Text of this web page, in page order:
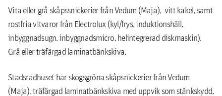
Vita eller grå skåpssnickerier från Vedum (Maja), vitt kakel, samt
rostfria vitvaror från Electrolux (kyl/frys, induktionshäll,
inbyggnadsugn, inbyggnadsmicro, helintegrerad diskmaskin).
Grå eller träfärgad laminatbänkskiva,
Stadsradhuset har skogsgröna skåpsnickerier från Vedum
(Maja), träfärgad laminatbänkskiva med uppvik som stänkskydd,